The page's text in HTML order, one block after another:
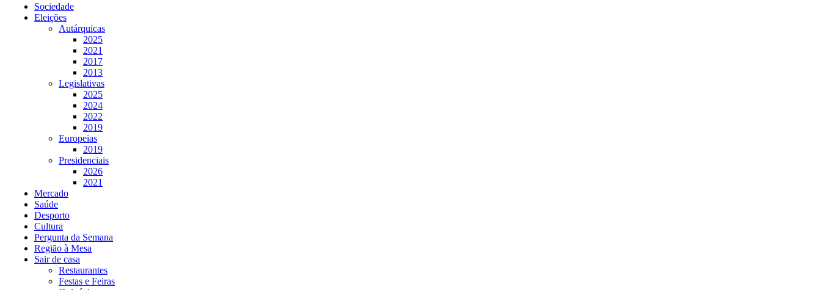
Sociedade
Eleições
Autárquicas
2025
2021
2017
2013
Legislativas
2025
2024
2022
2019
Europeias
2019
Presidenciais
2026
2021
Mercado
Saúde
Desporto
Cultura
Pergunta da Semana
Região à Mesa
Sair de casa
Restaurantes
Festas e Feiras